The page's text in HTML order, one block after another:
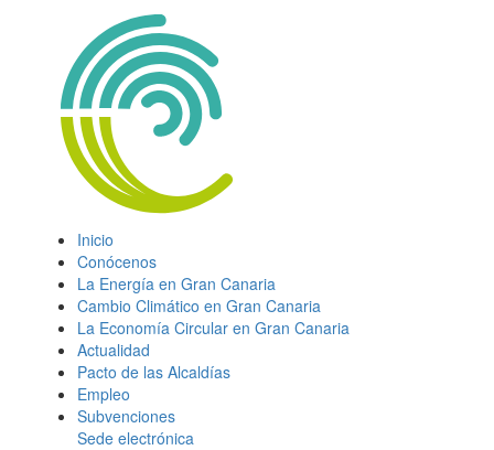
Inicio
Conócenos
La Energía en Gran Canaria
Cambio Climático en Gran Canaria
La Economía Circular en Gran Canaria
Actualidad
Pacto de las Alcaldías
Empleo
Subvenciones
Sede electrónica